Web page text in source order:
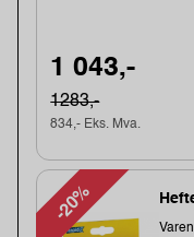
1 043,-
1283,-
834,- Eks. Mva.
-20%